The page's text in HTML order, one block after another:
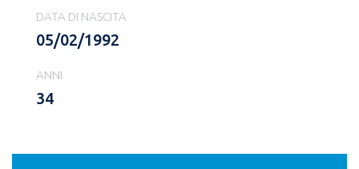
DATA DI NASCITA
05/02/1992
ANNI
34